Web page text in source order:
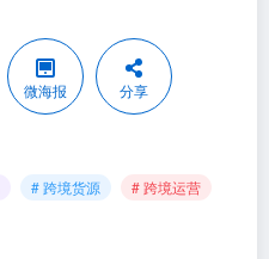
微海报 分享
# 跨境货源
# 跨境运营